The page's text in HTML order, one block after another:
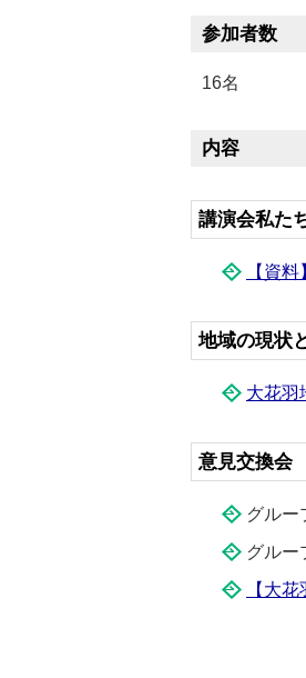
参加者数
16名
内容
講演会私た
【資
地域の現状
大花羽
意見交換会
グルー
グルー
【大